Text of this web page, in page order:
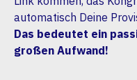
automatisch Deine
Das bedeutet ein
großen Aufwand!